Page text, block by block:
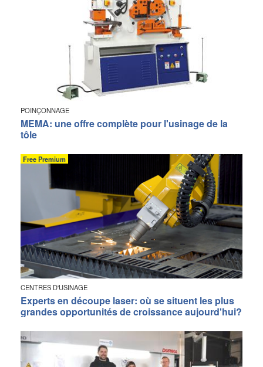
POINÇONNAGE
MEMA: une offre complète pour l'usinage de la
tôle
Free Premium
CENTRES D'USINAGE
Experts en découpe laser: où se situent les plus
grandes opportunités de croissance aujourd'hui?